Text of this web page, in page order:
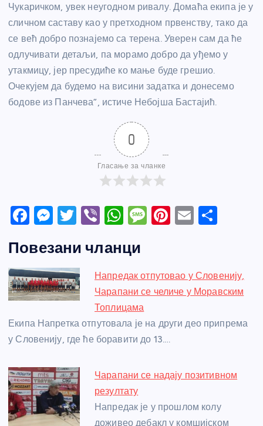
Чукаричком, увек неугодном ривалу. Домаћа екипа је у
сличном саставу као у претходном првенству, тако да
се већ добро познајемо са терена. Уверен сам да ће
одлучивати детаљи, па морамо добро да уђемо у
утакмицу, јер пресудиће ко мање буде грешио.
Очекујем да будемо на висини задатка и донесемо
бодове из Панчева”, истиче Небојша Бастајић.
0
Гласање за чланке
F
c
e
b
o
k
M
ss
e
n
er
T
itt
er
Vi
er
W
at
s
A
p
p
M
a
g
Pi
e
st
E
e
Повезани чланци
Напредак отпутовао у Словенију,
Чарапани се челиче у Моравским
Топлицама
Екипа Напретка отпутовала је на други део припрема
у Словенију, где ће боравити до 13.…
Чарапани се надају позитивном
резултату
Напредак је у прошлом колу
доживео дебакл у комшијском